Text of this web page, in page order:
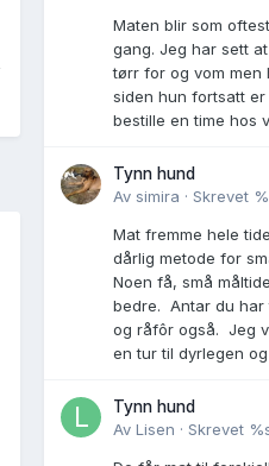
Maten blir som
gang. Jeg har sett
tørr for og vom men
siden hun fortsatt er
bestille en time hos
Tynn hund
Av simira · Skrevet
Mat fremme hele
dårlig metode for
Noen få, små
bedre. Antar du har
og råfôr også. Jeg
en tur til dyrlegen
Tynn hund
Av Lisen · Skrevet